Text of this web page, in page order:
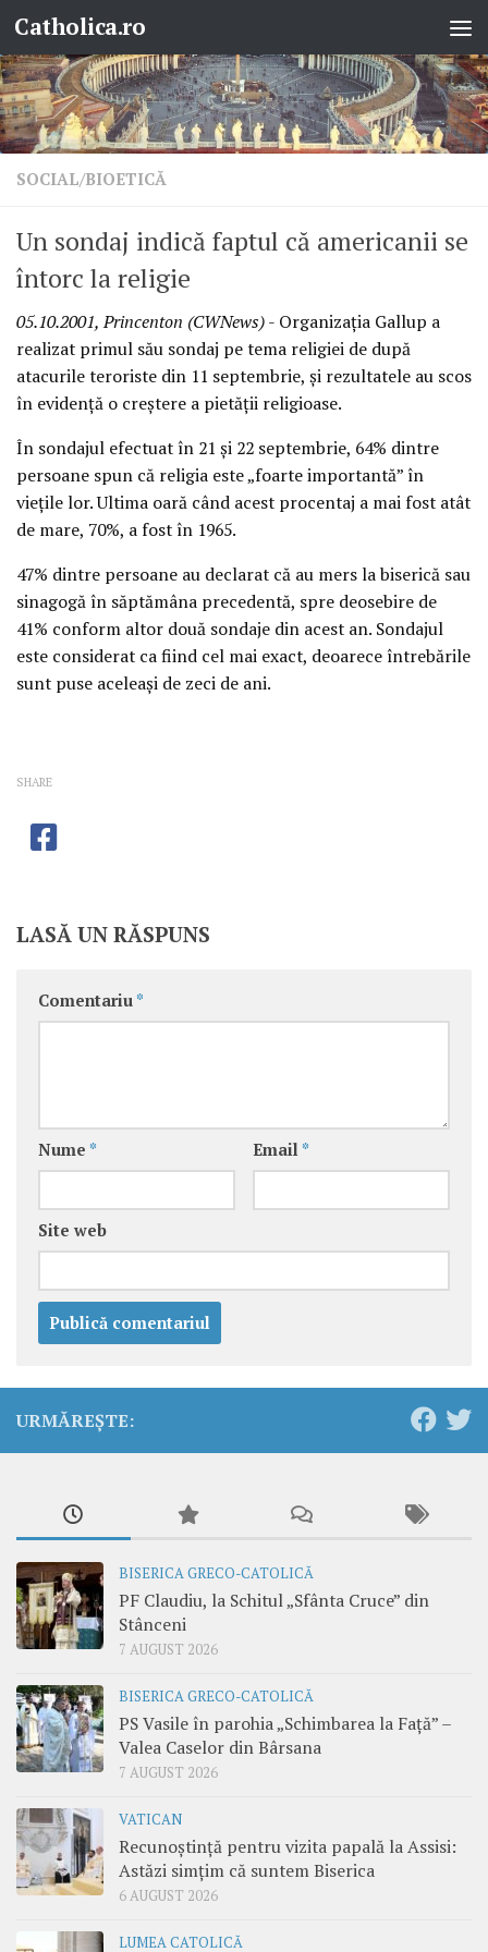
Skip to content
Catholica.ro
SOCIAL/BIOETICĂ
Un sondaj indică faptul că americanii se
întorc la religie
05.10.2001, Princenton (CWNews)- Organizaţia Gallup a
realizat primul său sondaj pe tema religiei de după
atacurile teroriste din 11 septembrie, şi rezultatele au scos
în evidenţă o creştere a pietăţii religioase.
În sondajul efectuat în 21 şi 22 septembrie, 64% dintre
persoane spun că religia este „foarte importantă” în
vieţile lor. Ultima oară când acest procentaj a mai fost atât
de mare, 70%, a fost în 1965.
47% dintre persoane au declarat că au mers la biserică sau
sinagogă în săptămâna precedentă, spre deosebire de
41% conform altor două sondaje din acest an. Sondajul
este considerat ca fiind cel mai exact, deoarece întrebările
sunt puse aceleaşi de zeci de ani.
SHARE
LASĂ UN RĂSPUNS
Comentariu *
Nume * Email *
Site web
URMĂREȘTE:
BISERICA GRECO-CATOLICĂ
PF Claudiu, la Schitul „Sfânta Cruce” din
Stânceni
7 AUGUST 2026
BISERICA GRECO-CATOLICĂ
PS Vasile în parohia „Schimbarea la Față” –
Valea Caselor din Bârsana
7 AUGUST 2026
VATICAN
Recunoștință pentru vizita papală la Assisi:
Astăzi simțim că suntem Biserica
6 AUGUST 2026
LUMEA CATOLICĂ